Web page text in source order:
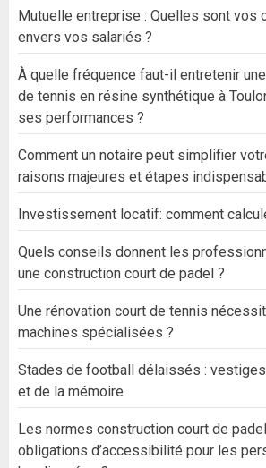
Mutuelle entreprise : Quelles sont vos
envers vos salariés ?
À quelle fréquence faut-il entretenir
de tennis en résine synthétique à
ses performances ?
Comment un notaire peut simplifier
raisons majeures et étapes
Investissement locatif: comment
Quels conseils donnent les
une construction court de padel ?
Une rénovation court de tennis
machines spécialisées ?
Stades de football délaissés :
et de la mémoire
Les normes construction court de
obligations d’accessibilité pour les